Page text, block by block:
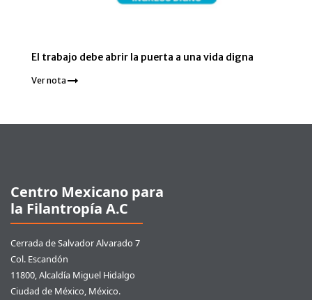
El trabajo debe abrir la puerta a una vida digna
Ver nota
Centro Mexicano para
la Filantropía A.C
Cerrada de Salvador Alvarado 7
Col. Escandón
11800, Alcaldía Miguel Hidalgo
Ciudad de México, México.